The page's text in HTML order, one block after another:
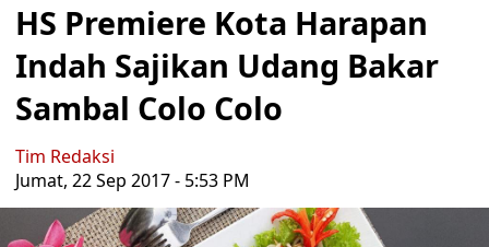
HS Premiere Kota Harapan
Indah Sajikan Udang Bakar
Sambal Colo Colo
Tim Redaksi
Jumat, 22 Sep 2017 - 5:53 PM